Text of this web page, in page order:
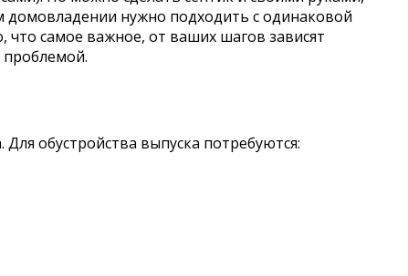
домовладении нужно подходить с одинаковой
самое важное, от ваших шагов зависят
проблемой.
обустройства выпуска потребуются: